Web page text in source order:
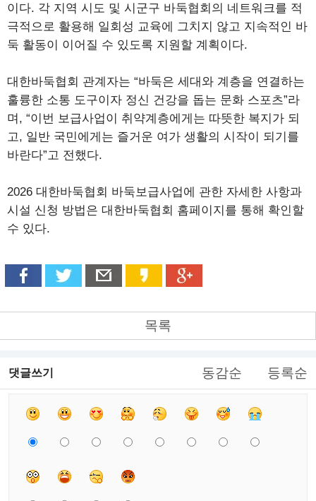
이다. 각 지역 시도 및 시군구 바둑협회의 네트워크를 적
극적으로 활용해 일회성 교육에 그치지 않고 지속적인 바
둑 활동이 이어질 수 있도록 지원할 계획이다.
대한바둑협회 관계자는 “바둑은 세대와 계층을 연결하는
훌륭한 소통 도구이자 정신 건강을 돕는 문화 스포츠”라
며, “이번 보급사업이 취약계층에게는 따뜻한 복지가 되
고, 일반 국민에게는 즐거운 여가 생활의 시작이 되기를
바란다”고 전했다.
2026 대한바둑협회 바둑보급사업에 관한 자세한 사항과
시설 신청 방법은 대한바둑협회 홈페이지를 통해 확인할
수 있다.
목록
댓글쓰기 동감순 등록순